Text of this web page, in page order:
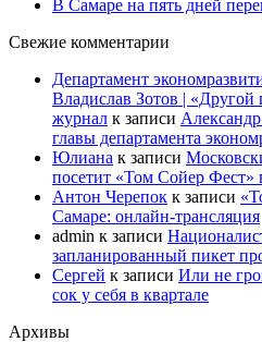
В Самаре на пять дней
Свежие комментарии
Департамент
Владислав Зотов | «Другой
журнал к записи
главы департамента
Юлиана к записи
посетит «Том Сойер Фест»
Антон Черепок к записи
Самаре: онлайн-трансляция
admin к записи
запланированный пикет
Сергей к записи Или не
сок у себя в квартале
Архивы